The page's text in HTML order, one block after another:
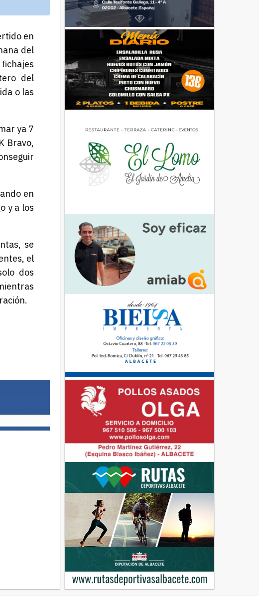
en
del
del
o las
ya 7
Bravo,
en
y a los
se
el
dos